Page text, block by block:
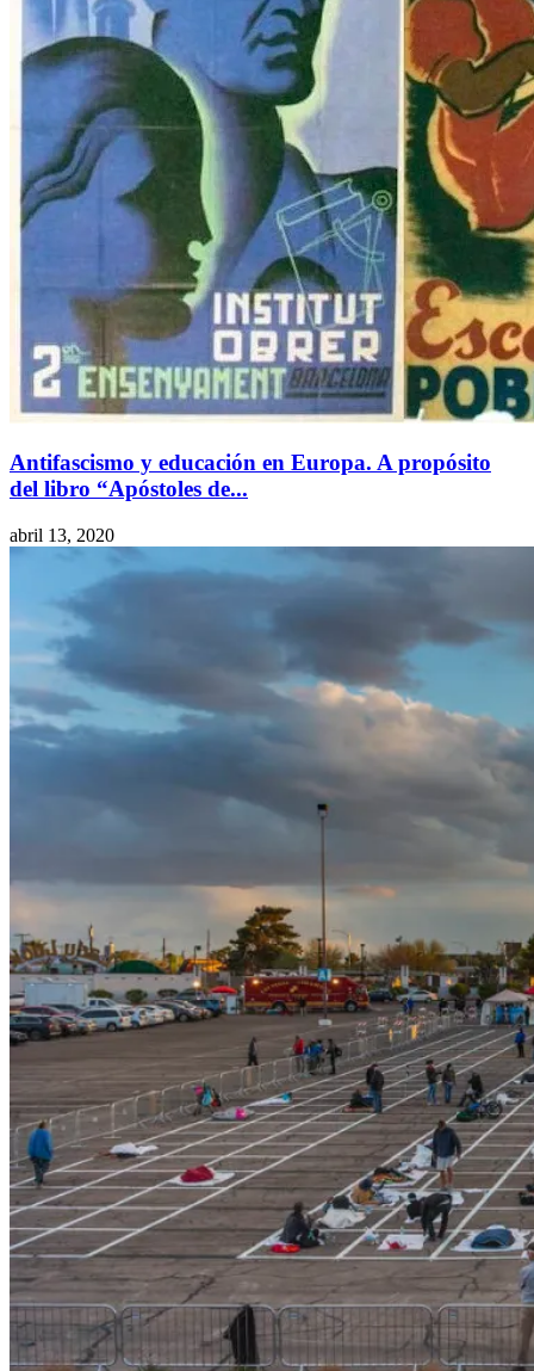
Antifascismo y educación en Europa. A propósito
del libro “Apóstoles de...
abril 13, 2020